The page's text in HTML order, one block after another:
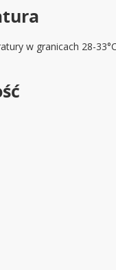
w granicach 28-